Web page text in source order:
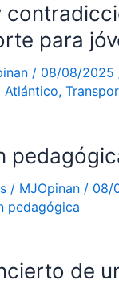
para
/ 08/08/2025
Atlántico,
/ MJOpinan / 08/
pedagógica
de